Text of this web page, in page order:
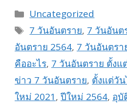
Categories
Uncategorized
Tags
7 วันอันตราย, 7 วันอันต
อันตราย 2564, 7 วันอันตรา
คืออะไร, 7 วันอันตราย ตั้ง
ข่าว 7 วันอันตราย, ตั้งแต่วั
ใหม่ 2021,ปีใหม่ 2564, อุบั